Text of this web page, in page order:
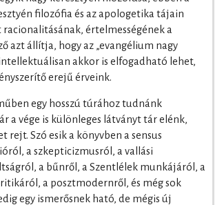
filozófia és az apologetika tájain
értelmességének a
azt állítja, hogy az „evangélium nagy
akkor is elfogadható lehet,
erejű érveink.
egy hosszú túrához tudnánk
a vége is különleges látványt tár elénk,
rejt. Szó esik a könyvben a sensus
a szkepticizmusról, a vallási
a bűnről, a Szentlélek munkájáról, a
a posztmodernről, és még sok
egy ismerősnek ható, de mégis új